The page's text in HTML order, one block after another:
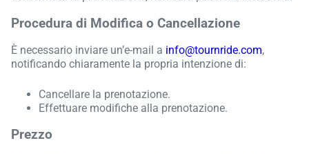
Procedura di Modifica o Cancellazione
È necessario inviare un’e-mail a info@tournride.com,
notificando chiaramente la propria intenzione di:
Cancellare la prenotazione.
Effettuare modifiche alla prenotazione.
Prezzo